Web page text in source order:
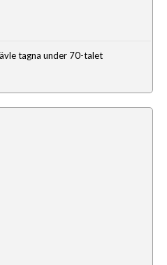
tagna under 70-talet